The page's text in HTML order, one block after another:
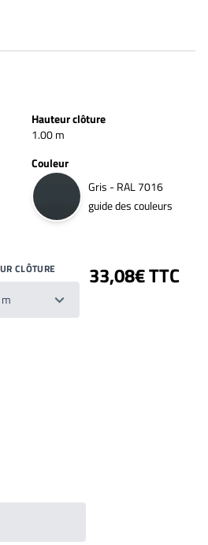
Hauteur clôture
1.00 m
Couleur
Gris - RAL 7016
guide des couleurs
CLÔTURE 33,08€ TTC